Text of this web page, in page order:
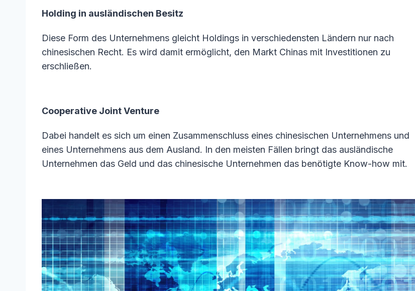
Holding in ausländischen Besitz
Diese Form des Unternehmens gleicht Holdings in verschiedensten Ländern nur nach
chinesischen Recht. Es wird damit ermöglicht, den Markt Chinas mit Investitionen zu
erschließen.
Cooperative Joint Venture
Dabei handelt es sich um einen Zusammenschluss eines chinesischen Unternehmens und
eines Unternehmens aus dem Ausland. In den meisten Fällen bringt das ausländische
Unternehmen das Geld und das chinesische Unternehmen das benötigte Know-how mit.